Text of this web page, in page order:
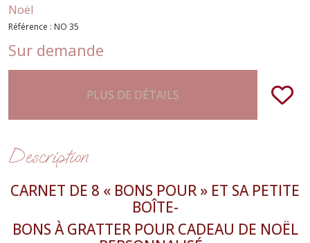
Noël
Référence : NO 35
Sur demande
PLUS DE DÉTAILS
Description
CARNET DE 8 « BONS POUR » ET SA PETITE
BOÎTE-
BONS À GRATTER POUR CADEAU DE NOËL